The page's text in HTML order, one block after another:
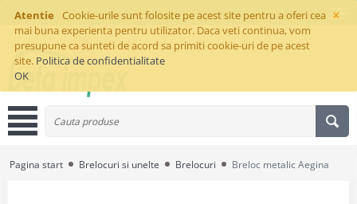
×
Atentie
Cookie-urile sunt folosite pe acest site pentru a oferi cea
mai buna experienta pentru utilizator. Daca veti continua, vom
presupune ca sunteti de acord sa primiti cookie-uri de pe acest
site. Politica de confidentialitate
OK
Pagina start Brelocuri si unelte Brelocuri Breloc metalic Aegina